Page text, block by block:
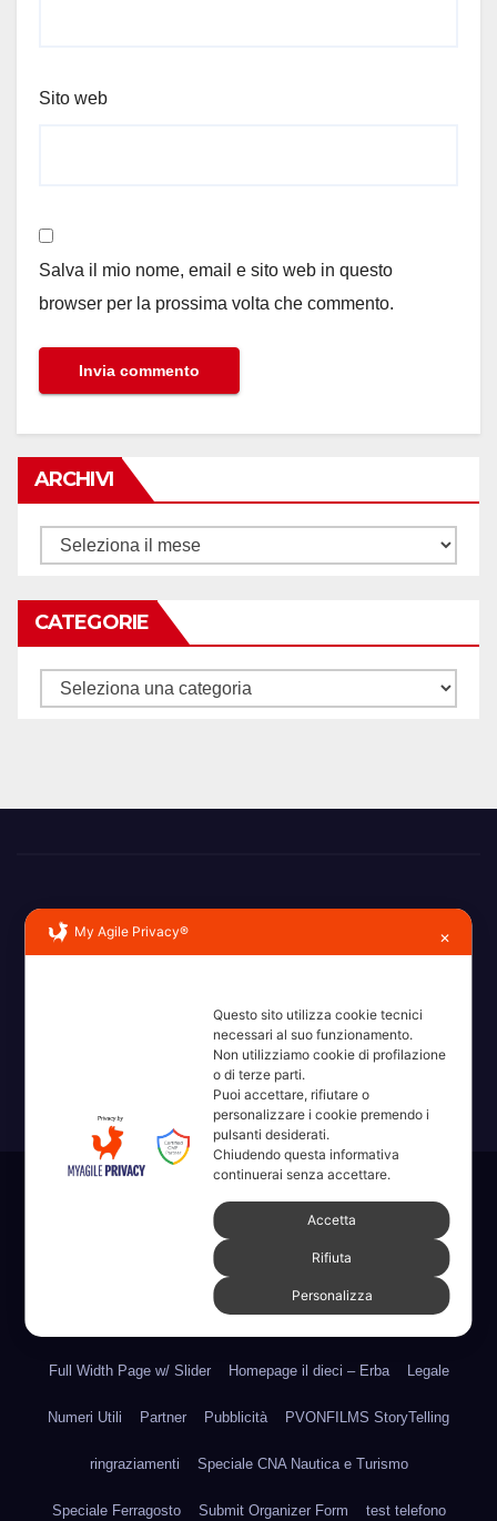
Sito web
Salva il mio nome, email e sito web in questo
browser per la prossima volta che commento.
ARCHIVI
Archivi
CATEGORIE
Categorie
ricorda la domanda.
Themeansar
Amministrative 2022 sdc Chi Siamo
Full Width Page w/ Slider Homepage il dieci – Erba Legale
Numeri Utili Partner Pubblicità PVONFILMS StoryTelling
ringraziamenti Speciale CNA Nautica e Turismo
Speciale Ferragosto Submit Organizer Form test telefono
My Agile Privacy® ✕
Questo sito utilizza cookie tecnici
necessari al suo funzionamento.
Non utilizziamo cookie di profilazione
o di terze parti.
Puoi accettare, rifiutare o
personalizzare i cookie premendo i
pulsanti desiderati.
Chiudendo questa informativa
continuerai senza accettare.
Accetta
Rifiuta
Personalizza